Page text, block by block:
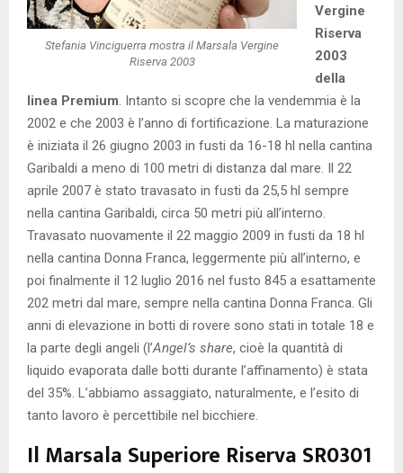
Stefania Vinciguerra mostra il Marsala Vergine
Riserva 2003
Vergine
Riserva
2003
della
linea Premium. Intanto si scopre che la vendemmia è la
2002 e che 2003 è l’anno di fortificazione. La maturazione
è iniziata il 26 giugno 2003 in fusti da 16-18 hl nella cantina
Garibaldi a meno di 100 metri di distanza dal mare. Il 22
aprile 2007 è stato travasato in fusti da 25,5 hl sempre
nella cantina Garibaldi, circa 50 metri più all’interno.
Travasato nuovamente il 22 maggio 2009 in fusti da 18 hl
nella cantina Donna Franca, leggermente più all’interno, e
poi finalmente il 12 luglio 2016 nel fusto 845 a esattamente
202 metri dal mare, sempre nella cantina Donna Franca. Gli
anni di elevazione in botti di rovere sono stati in totale 18 e
la parte degli angeli (l’Angel’s share, cioè la quantità di
liquido evaporata dalle botti durante l’affinamento) è stata
del 35%. L’abbiamo assaggiato, naturalmente, e l’esito di
tanto lavoro è percettibile nel bicchiere.
Il Marsala Superiore Riserva SR0301